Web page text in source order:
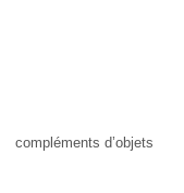
compléments d’objets